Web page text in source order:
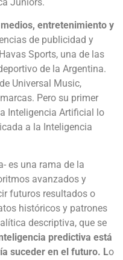
entretenimiento y
de publicidad y
Sports, una de las
de la Argentina.
Universal Music,
Pero su primer
Inteligencia Artificial lo
a la Inteligencia
es una rama de la
avanzados y
futuros resultados o
históricos y patrones
descriptiva, que se
predictiva está
suceder en el futuro. Lo